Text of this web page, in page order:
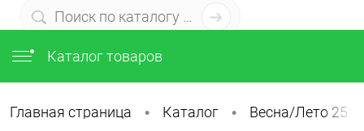
Каталог товаров
Главная страница • Каталог • Весна/Лето 25